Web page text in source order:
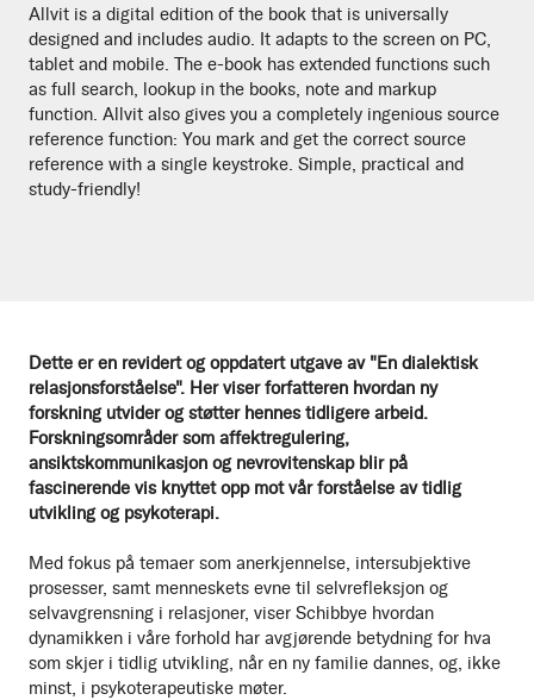
Dette er en revidert og oppdatert utgave av "En dialektisk
relasjonsforståelse". Her viser forfatteren hvordan ny
forskning utvider og støtter hennes tidligere arbeid.
Forskningsområder som affektregulering,
ansiktskommunikasjon og nevrovitenskap blir på
fascinerende vis knyttet opp mot vår forståelse av tidlig
utvikling og psykoterapi.
Med fokus på temaer som anerkjennelse, intersubjektive
prosesser, samt menneskets evne til selvrefleksjon og
selvavgrensning i relasjoner, viser Schibbye hvordan
dynamikken i våre forhold har avgjørende betydning for hva
som skjer i tidlig utvikling, når en ny familie dannes, og, ikke
minst, i psykoterapeutiske møter.
Allvit is a digital edition of the book that is universally
designed and includes audio. It adapts to the screen on PC,
tablet and mobile. The e-book has extended functions such
as full search, lookup in the books, note and markup
function. Allvit also gives you a completely ingenious source
reference function: You mark and get the correct source
reference with a single keystroke. Simple, practical and
study-friendly!